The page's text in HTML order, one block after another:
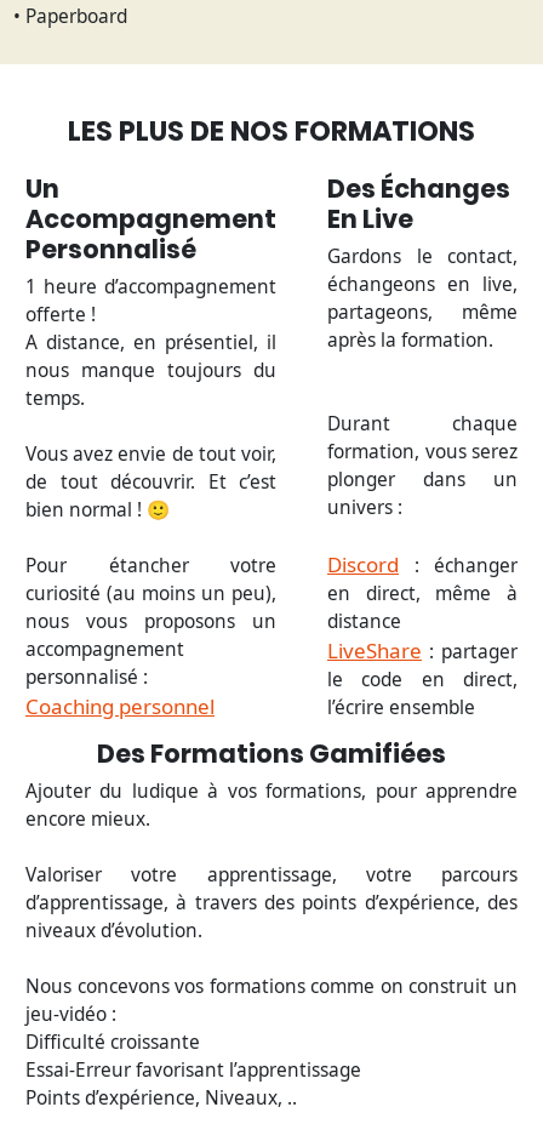
• Paperboard
LES PLUS DE NOS FORMATIONS
Un
Accompagnement
Personnalisé
1 heure d’accompagnement
offerte !
A distance, en présentiel, il
nous manque toujours du
temps.
Vous avez envie de tout voir,
de tout découvrir. Et c’est
bien normal ! 🙂
Pour étancher votre
curiosité (au moins un peu),
nous vous proposons un
accompagnement
personnalisé :
Coaching personnel
Des Échanges
En Live
Gardons le contact,
échangeons en live,
partageons, même
après la formation.
Durant chaque
formation, vous serez
plonger dans un
univers :
Discord : échanger
en direct, même à
distance
LiveShare : partager
le code en direct,
l’écrire ensemble
Des Formations Gamifiées
Ajouter du ludique à vos formations, pour apprendre
encore mieux.
Valoriser votre apprentissage, votre parcours
d’apprentissage, à travers des points d’expérience, des
niveaux d’évolution.
Nous concevons vos formations comme on construit un
jeu-vidéo :
Difficulté croissante
Essai-Erreur favorisant l’apprentissage
Points d’expérience, Niveaux, ..